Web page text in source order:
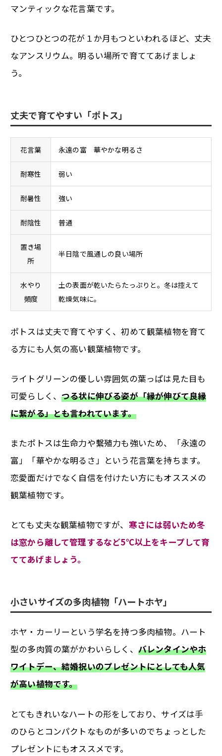
マンティックな花言葉です。
ひとつひとつの花が１か月もつといわれるほど、丈夫
なアンスリウム。明るい場所で育ててあげましょ
う。
丈夫で育てやすい「ポトス」
花言葉 永遠の富 華やかな明るさ
耐寒性 弱い
耐暑性 強い
耐陰性 普通
置き場
所
半日陰で風通しの良い場所
水やり
頻度
土の表面が乾いたらたっぷりと。冬は控えて
乾燥気味に。
ポトスは丈夫で育てやすく、初めて観葉植物を育て
る方にも人気の高い観葉植物です。
ライトグリーンの優しい雰囲気の葉っぱは見た目も
可愛らしく、つる状に伸びる姿が「縁が伸びて良縁
に繋がる」とも言われています。
またポトスは生命力や繫殖力も強いため、「永遠の
富」「華やかな明るさ」という花言葉を持ちます。
恋愛面だけでなく自信を付けたい方にもオススメの
観葉植物です。
とても丈夫な観葉植物ですが、 寒さには弱いため冬
は窓から離して管理するなど5℃以上をキープして育
ててあげましょう。
小さいサイズの多肉植物「ハートホヤ」
ホヤ・カーリーという学名を持つ多肉植物。ハート
型の多肉質の葉がかわいらしく、 バレンタインやホ
ワイトデー、結婚祝いのプレゼントにとしても人気
が高い植物です。
とてもきれいなハートの形をしており、サイズは手
のひらとコンパクトなものが多いのでちょっとした
プレゼントにもオススメです。